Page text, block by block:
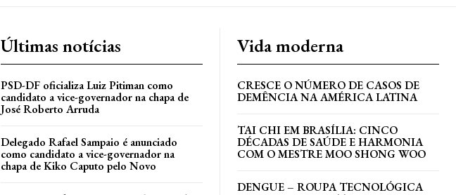
Últimas notícias
PSD-DF oficializa Luiz Pitiman como
candidato a vice-governador na chapa de
José Roberto Arruda
Delegado Rafael Sampaio é anunciado
como candidato a vice-governador na
chapa de Kiko Caputo pelo Novo
Vida moderna
CRESCE O NÚMERO DE CASOS DE
DEMÊNCIA NA AMÉRICA LATINA
TAI CHI EM BRASÍLIA: CINCO
DÉCADAS DE SAÚDE E HARMONIA
COM O MESTRE MOO SHONG WOO
DENGUE – ROUPA TECNOLÓGICA